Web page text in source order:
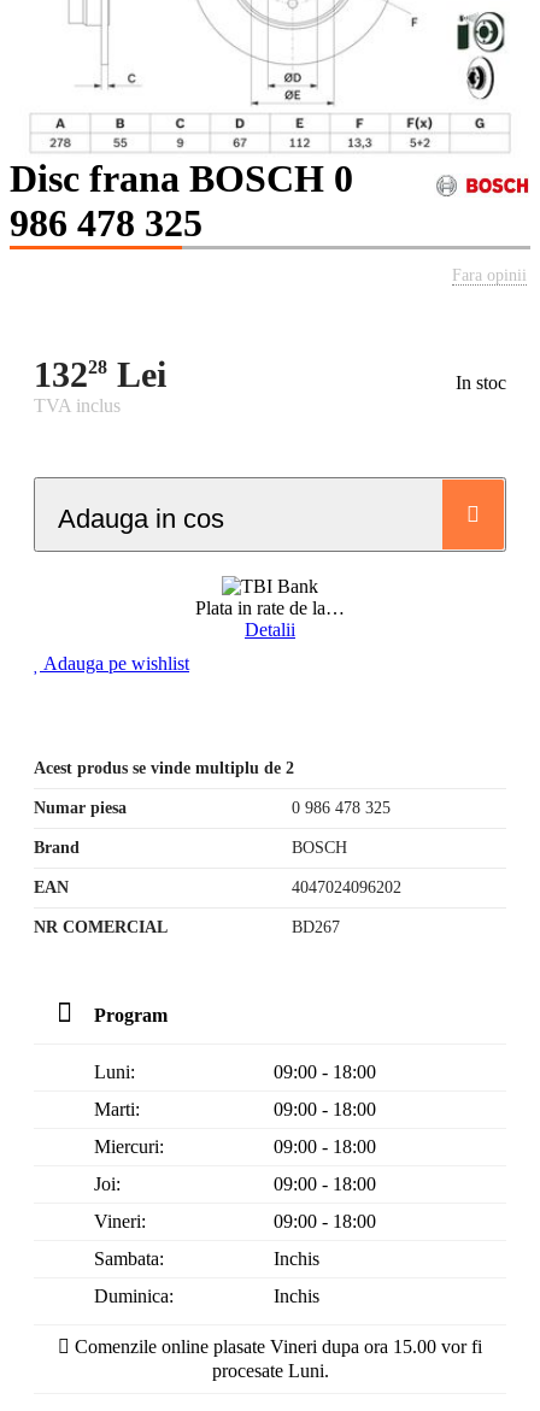
Disc frana BOSCH 0
986 478 325
Fara opinii
13228 Lei
In stoc
TVA inclus
Adauga in cos
Plata in rate de la…
Detalii
Adauga pe wishlist
Acest produs se vinde multiplu de 2
Numar piesa 0 986 478 325
Brand BOSCH
EAN 4047024096202
NR COMERCIAL BD267
Program
Luni:
09:00 - 18:00
Marti:
09:00 - 18:00
Miercuri:
09:00 - 18:00
Joi:
09:00 - 18:00
Vineri:
09:00 - 18:00
Sambata:
Inchis
Duminica:
Inchis
Comenzile online plasate Vineri dupa ora 15.00 vor fi
procesate Luni.